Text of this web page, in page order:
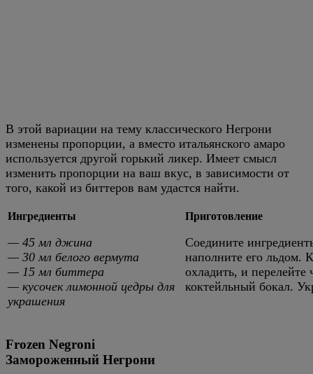
В этой вариации на тему классического Негрони
изменены пропорции, а вместо итальянского амаро
используется другой горький ликер. Имеет смысл
изменить пропорции на ваш вкус, в зависимости от
того, какой из биттеров вам удастся найти.
Ингредиенты
— 45 мл джина
— 30 мл белого вермута
— 15 мл биттера
— кусочек лимонной цедры для
украшения
Приготовление
Соедините
наполните его льдом.
охладить, и
коктейльный бокал.
Frozen Negroni
Замороженный Негрони